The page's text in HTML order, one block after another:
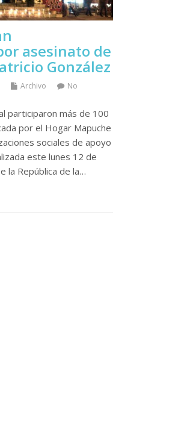
asesinato de
González
Archivo
No
participaron más de 100
por el Hogar Mapuche
sociales de apoyo
este lunes 12 de
la República de la…